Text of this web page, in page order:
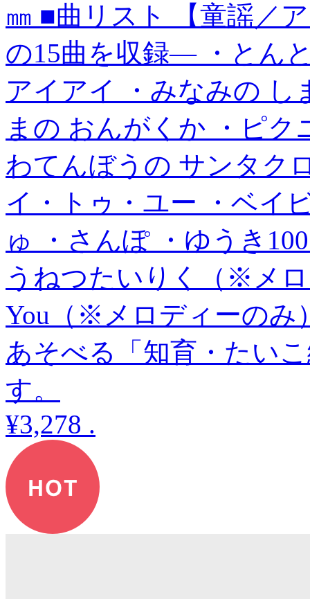
㎜ ■曲リスト 【童謡／
の15曲を収録― ・とん
アイアイ ・みなみの し
まの おんがくか ・ピ
わてんぼうの サンタク
イ・トゥ・ユー ・ベイ
ゅ ・さんぽ ・ゆうき
うねつたいりく（※メ
You（※メロディーのみ
あそべる「知育・たい
す。
¥3,278 .